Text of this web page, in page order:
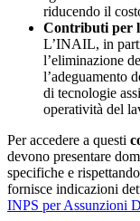
riducendo il
Contributi per
L’INAIL, in
l’eliminazione
l’adeguamento
di tecnologie
operatività del
Per accedere a questi
devono presentare
specifiche e
fornisce indicazioni
INPS per Assunzioni